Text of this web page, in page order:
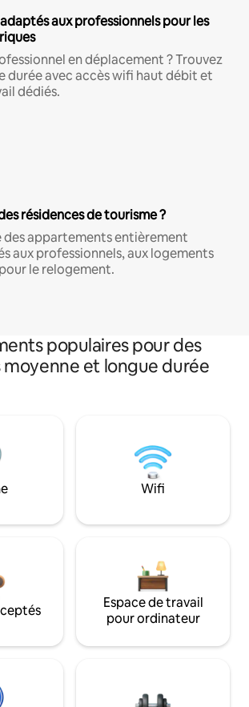
aux professionnels pour les
en déplacement ? Trouvez
durée avec accès wifi haut débit et
dédiés.
résidences de tourisme ?
appartements entièrement
aux professionnels, aux logements
le relogement.
populaires pour des
moyenne et longue durée
Wifi
Espace de travail
pour ordinateur